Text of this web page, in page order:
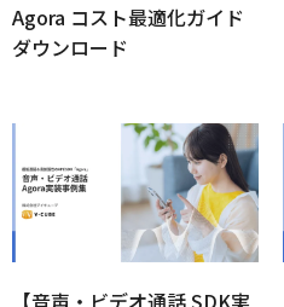
Agora コスト最適化ガイド
ダウンロード
【音声・ビデオ通話 SDK実